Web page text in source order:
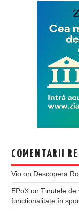
COMENTARII
Vio on Descopera
EPoX onȚinutele de
funcționalitate în